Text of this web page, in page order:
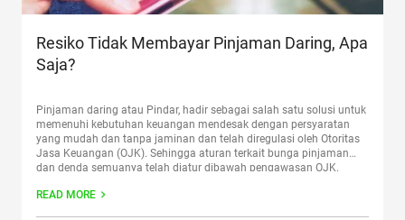
Resiko Tidak Membayar Pinjaman Daring, Apa
Saja?
Pinjaman daring atau Pindar, hadir sebagai salah satu solusi untuk
memenuhi kebutuhan keuangan mendesak dengan persyaratan
yang mudah dan tanpa jaminan dan telah diregulasi oleh Otoritas
Jasa Keuangan (OJK). Sehingga aturan terkait bunga pinjaman
dan denda semuanya telah diatur dibawah pengawasan OJK.
yang jelas untuk dipatuhi baik
READ MORE